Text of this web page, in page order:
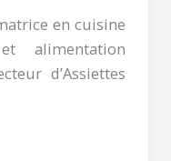
en cuisine
alimentation
d’Assiettes